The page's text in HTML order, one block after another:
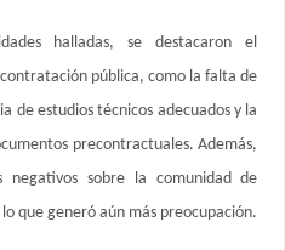
halladas, se destacaron el
pública, como la falta de
de estudios técnicos adecuados y la
precontractuales. Además,
negativos sobre la comunidad de
que generó aún más preocupación.